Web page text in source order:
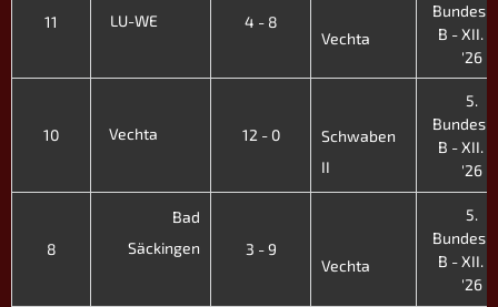
11 LU-WE
4 - 8
Vechta
B - XII.
'26
10 Vechta 12 - 0
Schwaben
II
5.
B - XII.
'26
8
Bad
Säckingen
3 - 9
Vechta
5.
B - XII.
'26